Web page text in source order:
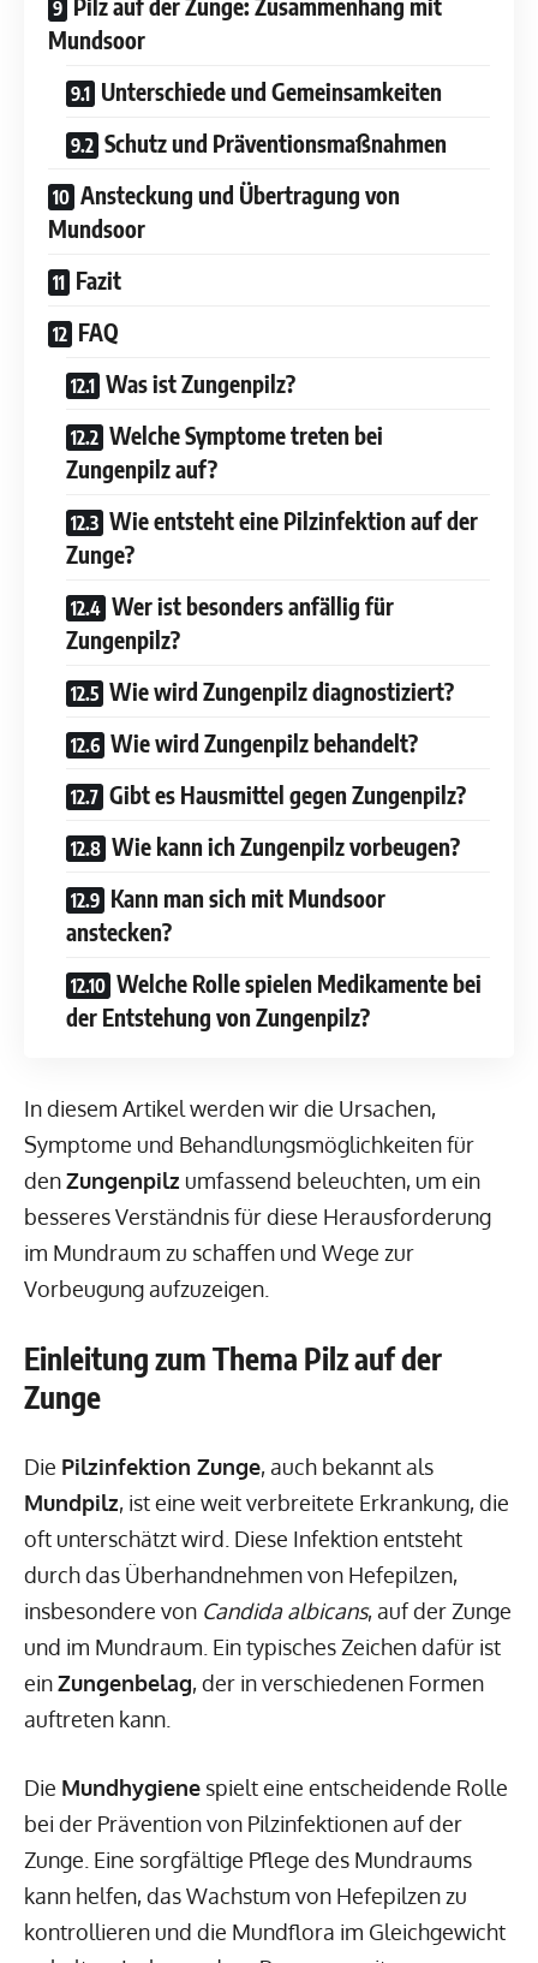
Pilz auf der Zunge: Zusammenhang mit
Mundsoor
Unterschiede und Gemeinsamkeiten
Schutz und Präventionsmaßnahmen
Ansteckung und Übertragung von
Mundsoor
Fazit
FAQ
Was ist Zungenpilz?
Welche Symptome treten bei
Zungenpilz auf?
Wie entsteht eine Pilzinfektion auf der
Zunge?
Wer ist besonders anfällig für
Zungenpilz?
Wie wird Zungenpilz diagnostiziert?
Wie wird Zungenpilz behandelt?
Gibt es Hausmittel gegen Zungenpilz?
Wie kann ich Zungenpilz vorbeugen?
Kann man sich mit Mundsoor
anstecken?
Welche Rolle spielen Medikamente bei
der Entstehung von Zungenpilz?
In diesem Artikel werden wir die Ursachen,
Symptome und Behandlungsmöglichkeiten für
denZungenpilz umfassend beleuchten, um ein
besseres Verständnis für diese Herausforderung
im Mundraum zu schaffen und Wege zur
Vorbeugung aufzuzeigen.
Einleitung zum Thema Pilz auf der
Zunge
Die Pilzinfektion Zunge, auch bekannt als
Mundpilz, ist eine weit verbreitete Erkrankung, die
oft unterschätzt wird. Diese Infektion entsteht
durch das Überhandnehmen von Hefepilzen,
insbesondere von Candida albicans, auf der Zunge
und im Mundraum. Ein typisches Zeichen dafür ist
einZungenbelag, der in verschiedenen Formen
auftreten kann.
Die Mundhygiene spielt eine entscheidende Rolle
bei der Prävention von Pilzinfektionen auf der
Zunge. Eine sorgfältige Pflege des Mundraums
kann helfen, das Wachstum von Hefepilzen zu
kontrollieren und die Mundflora im Gleichgewicht